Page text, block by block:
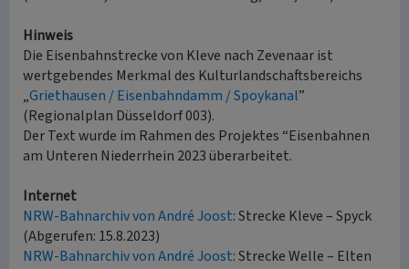
Hinweis
Die Eisenbahnstrecke von Kleve nach Zevenaar ist
wertgebendes Merkmal des Kulturlandschaftsbereichs
„Griethausen / Eisenbahndamm / Spoykanal”
(Regionalplan Düsseldorf 003).
Der Text wurde im Rahmen des Projektes “Eisenbahnen
am Unteren Niederrhein 2023 überarbeitet.
Internet
NRW-Bahnarchiv von André Joost: Strecke Kleve – Spyck
(Abgerufen: 15.8.2023)
NRW-Bahnarchiv von André Joost: Strecke Welle – Elten